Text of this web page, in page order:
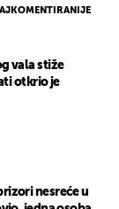
vala stiže
otkrio je
nesreće u